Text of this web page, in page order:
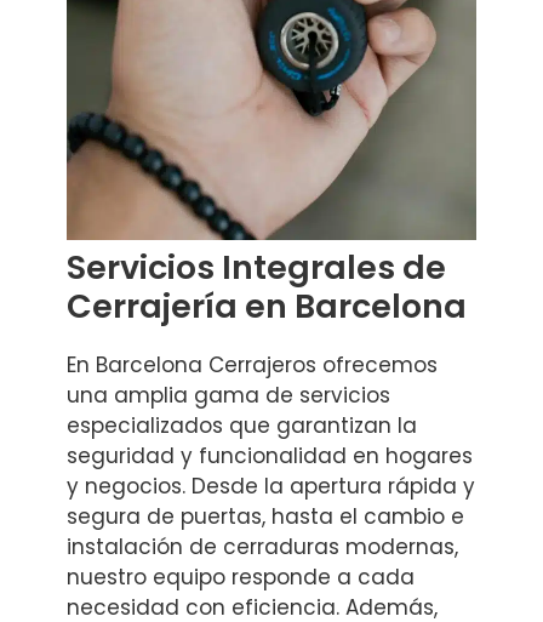
Servicios Integrales de
Cerrajería en Barcelona
En Barcelona Cerrajeros ofrecemos
una amplia gama de servicios
especializados que garantizan la
seguridad y funcionalidad en hogares
y negocios. Desde la apertura rápida y
segura de puertas, hasta el cambio e
instalación de cerraduras modernas,
nuestro equipo responde a cada
necesidad con eficiencia. Además,